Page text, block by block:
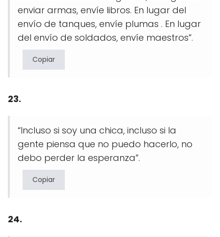
enviar armas, envíe libros. En lugar del
envío de tanques, envíe plumas . En lugar
del envío de soldados, envíe maestros”.
Copiar
23.
“Incluso si soy una chica, incluso si la
gente piensa que no puedo hacerlo, no
debo perder la esperanza”.
Copiar
24.